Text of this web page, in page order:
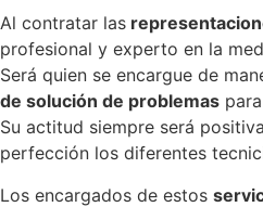
Al contratar las
profesional y experto en la
Será quien se encargue de
de solución de problemas
Su actitud siempre será
perfección los diferentes
Los encargados de estos